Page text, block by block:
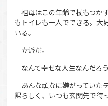
祖母はこの年齢で杖もつか
もトイレも一人でできる。大
いる。
立派だ。
なんて幸せな人生なんだろう
あんな頑なに嫌がっていた
課らしく、いつも玄関先で待